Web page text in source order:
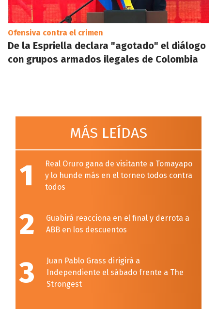
Ofensiva contra el crimen
De la Espriella declara "agotado" el diálogo
con grupos armados ilegales de Colombia
MÁS LEÍDAS
1
Real Oruro gana de visitante a Tomayapo
y lo hunde más en el torneo todos contra
todos
2
Guabirá reacciona en el final y derrota a
ABB en los descuentos
3
Juan Pablo Grass dirigirá a
Independiente el sábado frente a The
Strongest